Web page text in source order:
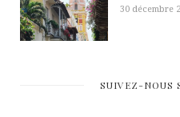
30 décembre
SUIVEZ-NOUS